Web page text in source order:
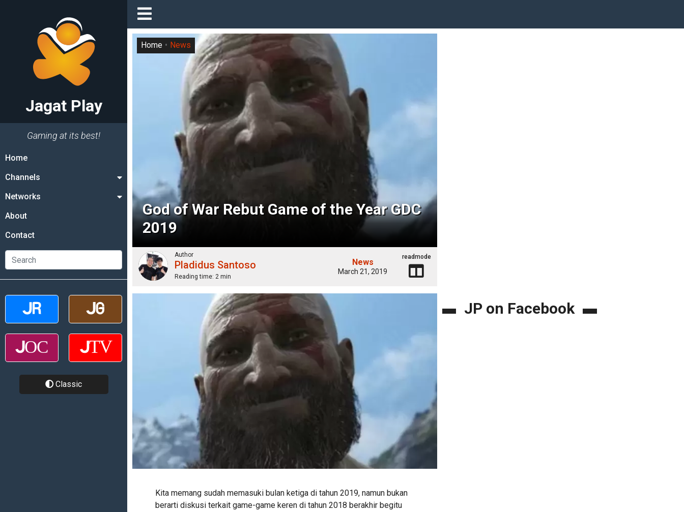
Jagat Play
Gaming at its best!
Home
Channels
Networks
About
Contact
Classic
God of War Rebut Game of the Year GDC
2019
Home News
Author
Pladidus Santoso
Reading time: 2 min
News
March 21, 2019
readmode
Kita memang sudah memasuki bulan ketiga di tahun 2019, namun bukan
berarti diskusi terkait game-game keren di tahun 2018 berakhir begitu
JP on Facebook